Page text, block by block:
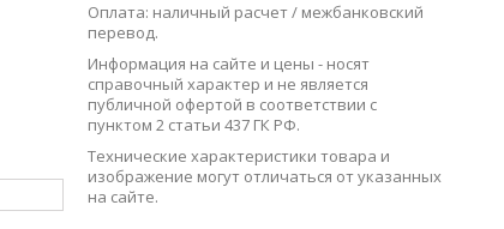
Оплата: наличный расчет / межбанковский
перевод.
Информация на сайте и цены - носят
справочный характер и не является
публичной офертой в соответствии с
пунктом 2 статьи 437 ГК РФ.
Технические характеристики товара и
изображение могут отличаться от указанных
на сайте.